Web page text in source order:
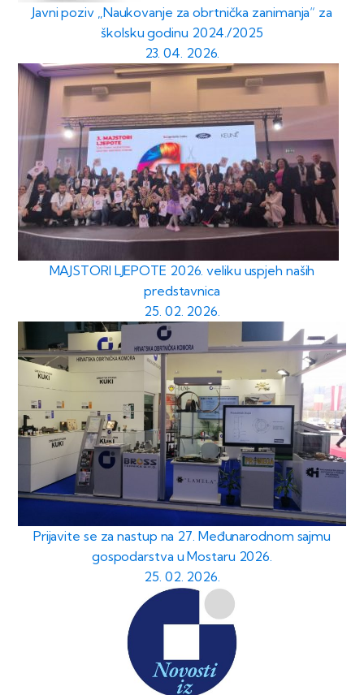
Javni poziv „Naukovanje za obrtnička zanimanja“ za
školsku godinu 2024./2025
23. 04. 2026.
MAJSTORI LJEPOTE 2026. veliku uspjeh naših
predstavnica
25. 02. 2026.
Prijavite se za nastup na 27. Međunarodnom sajmu
gospodarstva u Mostaru 2026.
25. 02. 2026.